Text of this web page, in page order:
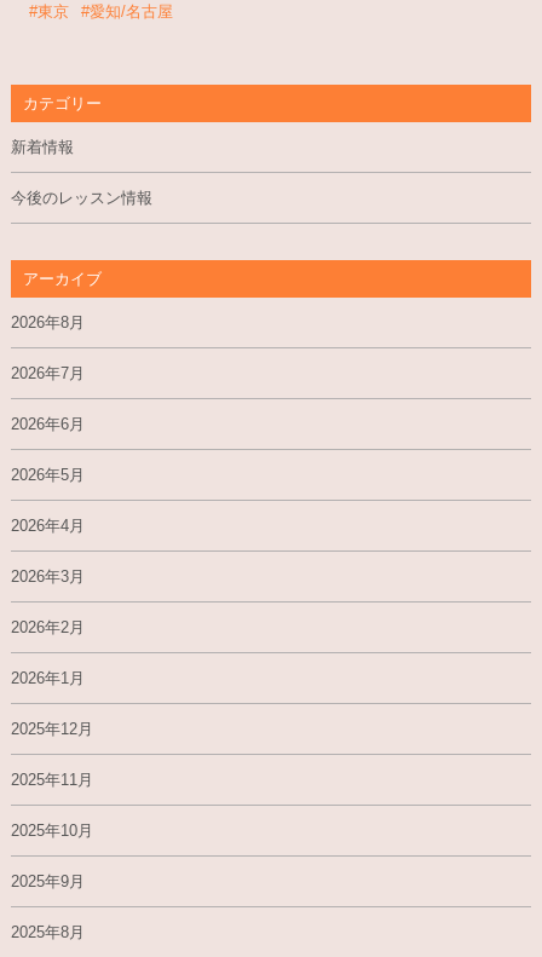
#東京 #愛知/名古屋
カテゴリー
新着情報
今後のレッスン情報
アーカイブ
2026年8月
2026年7月
2026年6月
2026年5月
2026年4月
2026年3月
2026年2月
2026年1月
2025年12月
2025年11月
2025年10月
2025年9月
2025年8月